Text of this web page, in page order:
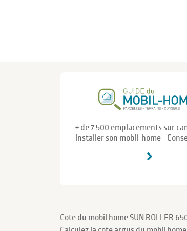
+ de 7 500 emplacements sur
installer son mobil-home -
Cote du mobil home SUN ROLLER